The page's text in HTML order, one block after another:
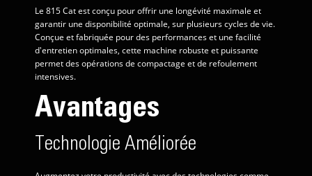
Le 815 Cat est conçu pour offrir une longévité maximale et
garantir une disponibilité optimale, sur plusieurs cycles de vie.
Conçue et fabriquée pour des performances et une facilité
d'entretien optimales, cette machine robuste et puissante
permet des opérations de compactage et de refoulement
intensives.
Avantages
Technologie Améliorée